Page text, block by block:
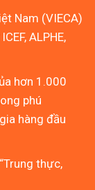
Nam (VIECA)
ALPHE,
hơn 1.000
phú
hàng đầu
thực,